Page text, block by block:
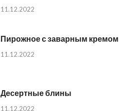
11.12.2022
Пирожное с заварным кремом
11.12.2022
Десертные блины
11.12.2022